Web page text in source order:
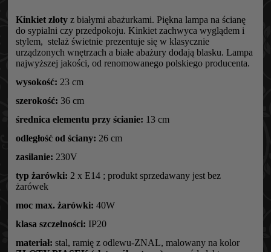
Kinkiet złoty z białymi abażurkami. Piękna lampa na ścianę
do sypialni czy przedpokoju. Kinkiet zachwyca wyglądem i
stylem, stelaż świetnie prezentuje się w klasycznie
urządzonych wnętrzach a białe abażury dodają blasku. Lampa
najwyższej jakości, od renomowanego polskiego producenta.
wysokość: 23 cm
szerokość: 36 cm
średnica elementu przy ścianie: 13 cm
odległość od ściany: 26 cm
zasilanie: 230V
typ żarówki: 2 x E14 ; produkt sprzedawany jest bez
żarówek
moc max. żarówki: 40W
klasa szczelności: IP20
materiał: stal, ramię z odlewu-ZNAL, malowany na kolor